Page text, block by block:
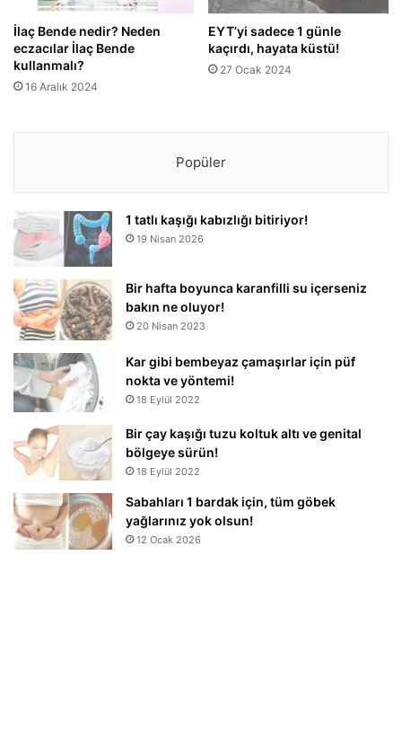
İlaç Bende nedir? Neden
eczacılar İlaç Bende
kullanmalı?
16 Aralık 2024
EYT’yi sadece 1 günle
kaçırdı, hayata küstü!
27 Ocak 2024
Popüler
1 tatlı kaşığı kabızlığı bitiriyor!
19 Nisan 2026
Bir hafta boyunca karanfilli su içerseniz
bakın ne oluyor!
20 Nisan 2023
Kar gibi bembeyaz çamaşırlar için püf
nokta ve yöntemi!
18 Eylül 2022
Bir çay kaşığı tuzu koltuk altı ve genital
bölgeye sürün!
18 Eylül 2022
Sabahları 1 bardak için, tüm göbek
yağlarınız yok olsun!
12 Ocak 2026